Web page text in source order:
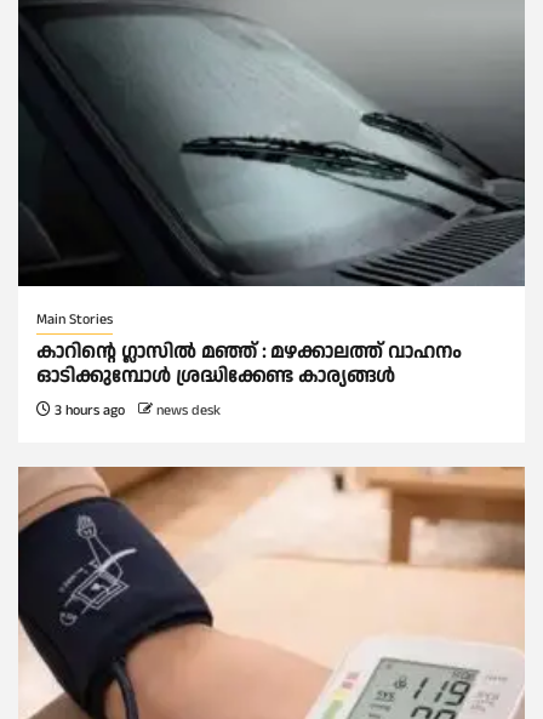
Main Stories
കാറിൻ്റെ ഗ്ലാസിൽ മഞ്ഞ് : മഴക്കാലത്ത് വാഹനം
ഓടിക്കുമ്പോള്‍ ശ്രദ്ധിക്കേണ്ട കാര്യങ്ങൾ
3 hours ago news desk